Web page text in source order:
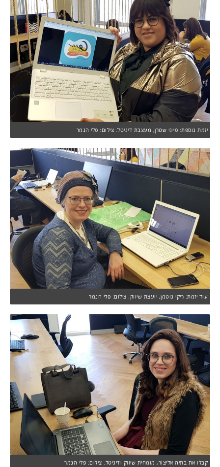
יזמת נוספת: פייגי שטרן, מעצבת דיגיטל. צילום: פלי הנמר
עוד יזמת: ריקי גוטמן, יועצת שיווק. צילום: פלי הנמר
קבלו את בתיה אליצור, מומחית שיווק ודיגיטל. צילום: פלי הנמר